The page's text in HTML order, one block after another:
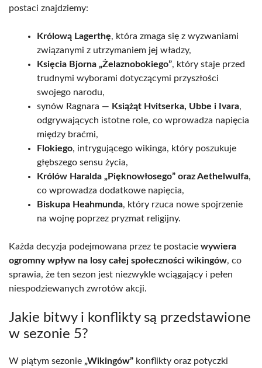
postaci znajdziemy:
Królową Lagerthę, która zmaga się z wyzwaniami
związanymi z utrzymaniem jej władzy,
Księcia Bjorna „Żelaznobokiego”, który staje przed
trudnymi wyborami dotyczącymi przyszłości
swojego narodu,
synów Ragnara — Książąt Hvitserka, Ubbe i Ivara,
odgrywających istotne role, co wprowadza napięcia
między braćmi,
Flokiego, intrygującego wikinga, który poszukuje
głębszego sensu życia,
Królów Haralda „Pięknowłosego” oraz Aethelwulfa,
co wprowadza dodatkowe napięcia,
Biskupa Heahmunda, który rzuca nowe spojrzenie
na wojnę poprzez pryzmat religijny.
Każda decyzja podejmowana przez te postacie wywiera
ogromny wpływ na losy całej społeczności wikingów, co
sprawia, że ten sezon jest niezwykle wciągający i pełen
niespodziewanych zwrotów akcji.
Jakie bitwy i konflikty są przedstawione
w sezonie 5?
W piątym sezonie „Wikingów” konflikty oraz potyczki